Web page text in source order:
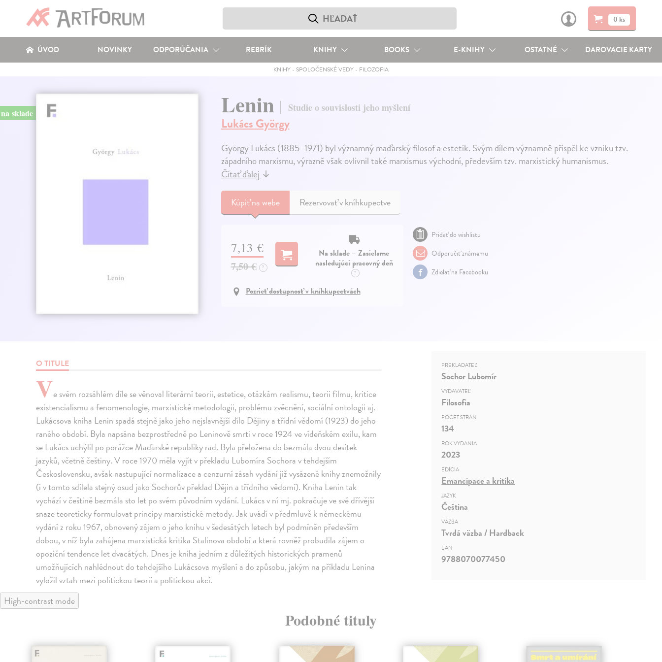
0 ks
ÚVOD NOVINKY ODPORÚČANIA REBRÍK KNIHY BOOKS E-KNIHY OSTATNÉ DAROVACIE KARTY
KNIHY- SPOLOČENSKÉ VEDY- FILOZOFIA
na sklade Lenin Studie o souvislosti jeho myšlení
Lukács György
György Lukács (1885–1971) byl významný maďarský filosof a estetik. Svým dílem významně přispěl ke vzniku tzv.
západního marxismu, výrazně však ovlivnil také marxismus východní, především tzv. marxistický humanismus.
Čítať ďalej↓
Kúpiťna webe Rezervovať v kníhkupectve
7,13 €
7,50 € ?
Na sklade – Zasielame
nasledujúci pracovný deň
?
Pozrieť dostupnosť v kníhkupectvách
Pridať do wishlistu
Odporučiť známemu
Zdielať na Facebooku
O TITULE
Ve svém rozsáhlém díle se věnoval literární teorii, estetice, otázkám realismu, teorii filmu, kritice
existencialismu a fenomenologie, marxistické metodologii, problému zvěcnění, sociální ontologii aj.
Lukácsova kniha Lenin spadá stejně jako jeho nejslavnější dílo Dějiny a třídní vědomí (1923) do jeho
raného období. Byla napsána bezprostředně po Leninově smrti v roce 1924 ve vídeňském exilu, kam
se Lukács uchýlil po porážce Maďarské republiky rad. Byla přeložena do bezmála dvou desítek
jazyků, včetně češtiny. V roce 1970 měla vyjít v překladu Lubomíra Sochora v tehdejším
Československu, avšak nastupující normalizace a cenzurní zásah vydání již vysázené knihy znemožnily
(i v tomto sdílela stejný osud jako Sochorův překlad Dějin a třídního vědomí). Kniha Lenin tak
vychází v češtině bezmála sto let po svém původním vydání. Lukács v ní mj. pokračuje ve své dřívější
snaze teoreticky formulovat principy marxistické metody. Jak uvádí v předmluvě k německému
vydání z roku 1967, obnovený zájem o jeho knihu v šedesátých letech byl podmíněn především
dobou, v níž byla zahájena marxistická kritika Stalinova období a která rovněž probudila zájem o
opoziční tendence let dvacátých. Dnes je kniha jedním z důležitých historických pramenů
umožňujících nahlédnout do tehdejšího Lukácsova myšlení a do způsobu, jakým na příkladu Lenina
vyložil vztah mezi politickou teorií a politickou akcí.
PREKLADATEĽ
Sochor Lubomír
VYDAVATEĽ
Filosofia
POČET STRÁN
134
ROK VYDANIA
2023
EDÍCIA
Emancipace a kritika
JAZYK
Čeština
VÄZBA
Tvrdá väzba / Hardback
EAN
9788070077450
High-contrast mode
Podobné tituly